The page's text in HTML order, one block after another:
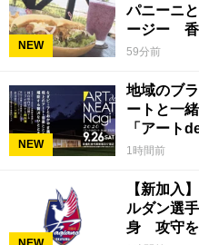
NEW
パニーニ
ージー 香
59分前
NEW
地域のブ
ートと一
「アート
1時間前
【新加入
ルダン選
身 攻守を